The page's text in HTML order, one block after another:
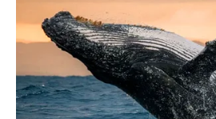
Cortesía de Cerveza Andina
Plaza de toros de Cartagena.